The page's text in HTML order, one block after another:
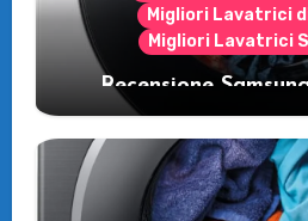
Migliori Lavatrici
Migliori Lavatrici
Recensione
WW11DB7B94GE/
intelligente che fa